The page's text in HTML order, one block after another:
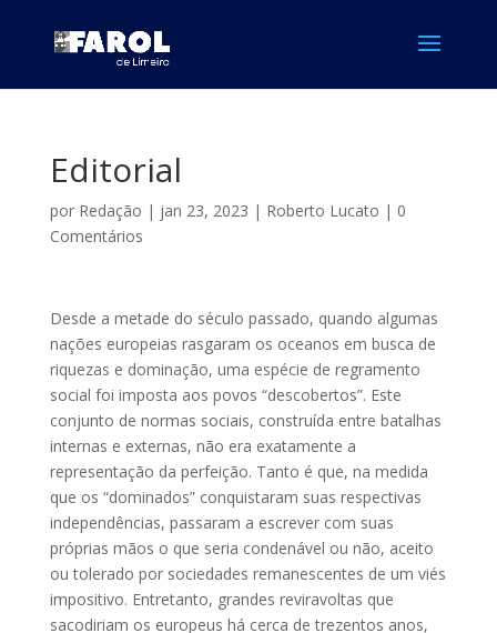
Editorial
por Redação | jan 23, 2023 | Roberto Lucato | 0
Comentários
Desde a metade do século passado, quando algumas
nações europeias rasgaram os oceanos em busca de
riquezas e dominação, uma espécie de regramento
social foi imposta aos povos “descobertos”. Este
conjunto de normas sociais, construída entre batalhas
internas e externas, não era exatamente a
representação da perfeição. Tanto é que, na medida
que os “dominados” conquistaram suas respectivas
independências, passaram a escrever com suas
próprias mãos o que seria condenável ou não, aceito
ou tolerado por sociedades remanescentes de um viés
impositivo. Entretanto, grandes reviravoltas que
sacodiriam os europeus há cerca de trezentos anos,